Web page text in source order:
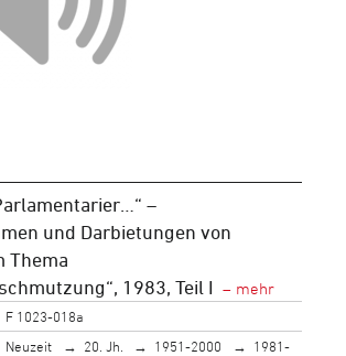
–
und Darbietungen von
Thema
1983, Teil I
F 1023-018a
Neuzeit 20. Jh. 1951-2000
1981-